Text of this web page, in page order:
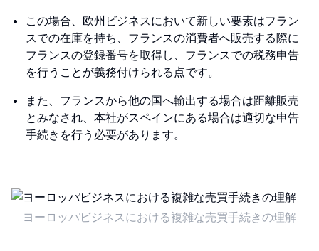
この場合、欧州ビジネスにおいて新しい要素はフラン
スでの在庫を持ち、フランスの消費者へ販売する際に
フランスの登録番号を取得し、フランスでの税務申告
を行うことが義務付けられる点です。
また、フランスから他の国へ輸出する場合は距離販売
とみなされ、本社がスペインにある場合は適切な申告
手続きを行う必要があります。
ヨーロッパビジネスにおける複雑な売買手続きの理解